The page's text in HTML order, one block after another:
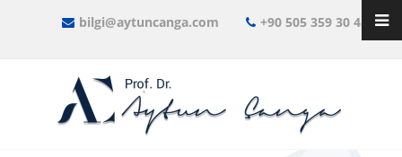
bilgi@aytuncanga.com +90 505 359 30 45